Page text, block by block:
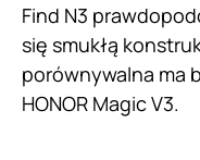
Find N3
się smukłą
porównywalna ma
HONOR Magic V3.